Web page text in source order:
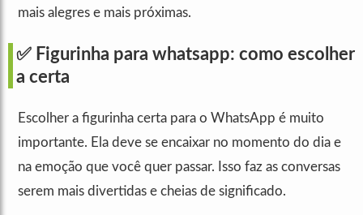
mais alegres e mais próximas.
✅ Figurinha para whatsapp: como escolher
a certa
Escolher a figurinha certa para o WhatsApp é muito
importante. Ela deve se encaixar no momento do dia e
na emoção que você quer passar. Isso faz as conversas
serem mais divertidas e cheias de significado.